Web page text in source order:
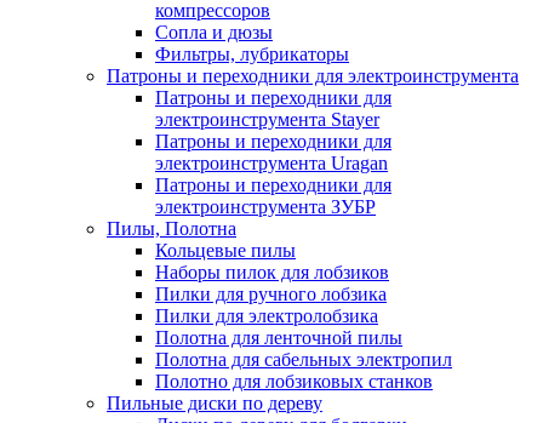
компрессоров
Сопла и дюзы
Фильтры, лубрикаторы
Патроны и переходники для электроинструмента
Патроны и переходники для
электроинструмента Stayer
Патроны и переходники для
электроинструмента Uragan
Патроны и переходники для
электроинструмента ЗУБР
Пилы, Полотна
Кольцевые пилы
Наборы пилок для лобзиков
Пилки для ручного лобзика
Пилки для электролобзика
Полотна для ленточной пилы
Полотна для сабельных электропил
Полотно для лобзиковых станков
Пильные диски по дереву